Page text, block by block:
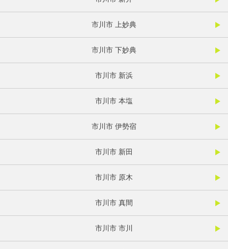
市川市 上妙典
市川市 下妙典
市川市 新浜
市川市 本塩
市川市 伊勢宿
市川市 新田
市川市 原木
市川市 真間
市川市 市川